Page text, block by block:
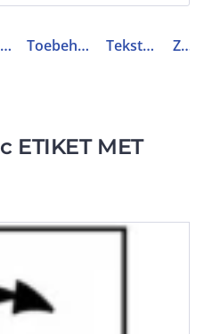
Bedieningen en signaleringen Toebehoren bedieningen en signaleringen Tekstschild drukknop / signaallamp ZB2BY4921
ETIKET MET